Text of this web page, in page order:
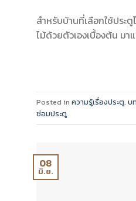
สำหรับบ้านที่เลือกใช้ประ
ไม้ด้วยตัวเองเบื้องต้น มา
Posted in ความรู้เรื่องประตู, บ
ซ่อมประตู
08
มิ.ย.